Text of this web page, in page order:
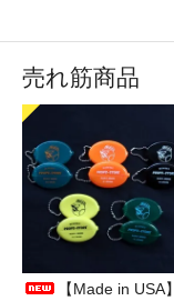
売れ筋商品
【Made in USA】